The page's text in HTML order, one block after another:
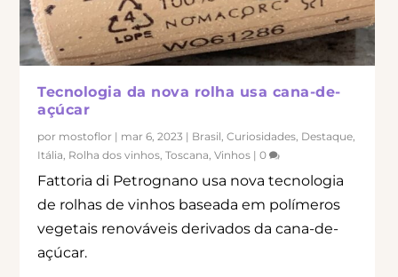
Tecnologia da nova rolha usa cana-de-
açúcar
por mostoflor | mar 6, 2023 | Brasil,Curiosidades, Destaque,
Itália, Rolha dos vinhos,Toscana,Vinhos |0
Fattoria di Petrognano usa nova tecnologia
de rolhas de vinhos baseada em polímeros
vegetais renováveis derivados da cana-de-
açúcar.